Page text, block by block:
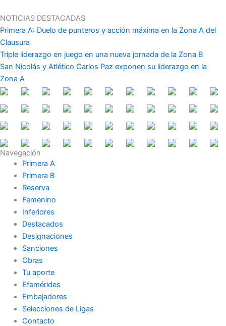
al
contenido
NOTICIAS DESTACADAS
Primera A: Duelo de punteros y acción máxima en la Zona A del
Clausura
Triple liderazgo en juego en una nueva jornada de la Zona B
San Nicolás y Atlético Carlos Paz exponen su liderazgo en la
Zona A
Navegación
Primera A
Primera B
Reserva
Femenino
Inferiores
Destacados
Designaciones
Sanciones
Obras
Tu aporte
Efemérides
Embajadores
Selecciones de Ligas
Contacto